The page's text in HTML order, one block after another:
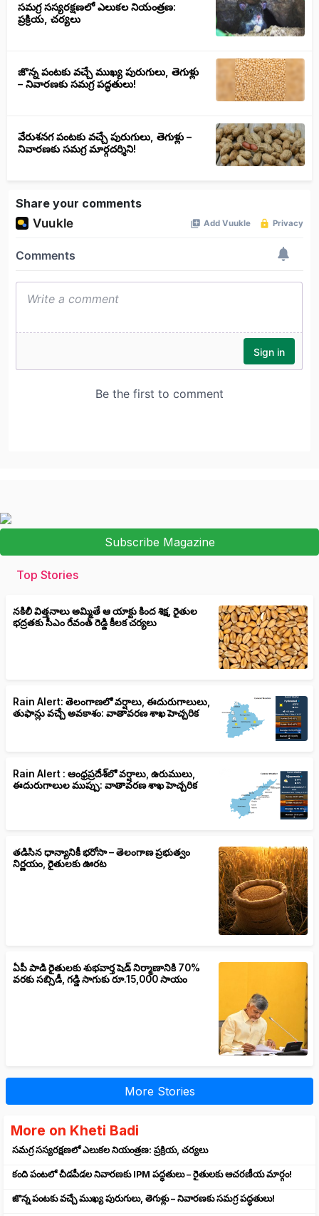
సమగ్ర సస్యరక్షణలో ఎలుకల నియంత్రణ:
ప్రక్రియ, చర్యలు
జొన్న పంటకు వచ్చే ముఖ్య పురుగులు, తెగుళ్లు
– నివారణకు సమగ్ర పద్ధతులు!
వేరుశనగ పంటకు వచ్చే పురుగులు, తెగుళ్లు –
నివారణకు సమగ్ర మార్గదర్శిని!
Share your comments
Subscribe Magazine
Top Stories
నకిలీ విత్తనాలు అమ్మితే ఆ యాక్టు కింద శిక్ష, రైతుల
భద్రతకు సీఎం రేవంత్ రెడ్డి కీలక చర్యలు
Rain Alert: తెలంగాణలో వర్షాలు, ఈదురుగాలులు,
తుఫాన్లు వచ్చే అవకాశం: వాతావరణ శాఖ హెచ్చరిక
Rain Alert : ఆంధ్రప్రదేశ్‌లో వర్షాలు, ఉరుములు,
ఈదురుగాలుల ముప్పు: వాతావరణ శాఖ హెచ్చరిక
తడిసిన ధాన్యానికీ భరోసా – తెలంగాణ ప్రభుత్వం
నిర్ణయం, రైతులకు ఊరట
ఏపీ పాడి రైతులకు శుభవార్త షెడ్ నిర్మాణానికి 70%
వరకు సబ్సిడీ, గడ్డి సాగుకు రూ.15,000 సాయం
More Stories
More on Kheti Badi
సమగ్ర సస్యరక్షణలో ఎలుకల నియంత్రణ: ప్రక్రియ, చర్యలు
కంది పంటలో చీడపీడల నివారణకు IPM పద్ధతులు – రైతులకు ఆచరణీయ మార్గం!
జొన్న పంటకు వచ్చే ముఖ్య పురుగులు, తెగుళ్లు – నివారణకు సమగ్ర పద్ధతులు!